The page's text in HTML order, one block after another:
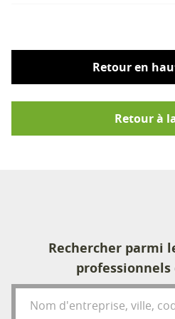
Retour en
Retour à
Rechercher parmi